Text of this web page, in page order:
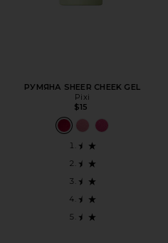
РУМЯНА SHEER CHEEK GEL
Pixi
$15